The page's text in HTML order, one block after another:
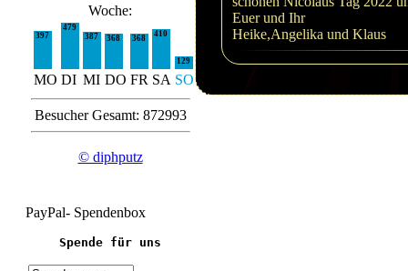
Woche:
397
479
387
368 368
410
129
MO DI MI DO FR SA SO
Besucher Gesamt: 872993
© diphputz
PayPal- Spendenbox
Spende für uns
Euer und Ihr
Heike,Angelika und Klaus